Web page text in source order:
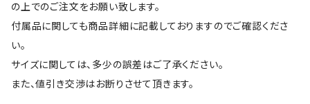
の上でのご注文をお願い致します。
付属品に関しても商品詳細に記載しておりますのでご確認くださ
い。
サイズに関しては、多少の誤差はご了承ください。
また、値引き交渉はお断りさせて頂きます。